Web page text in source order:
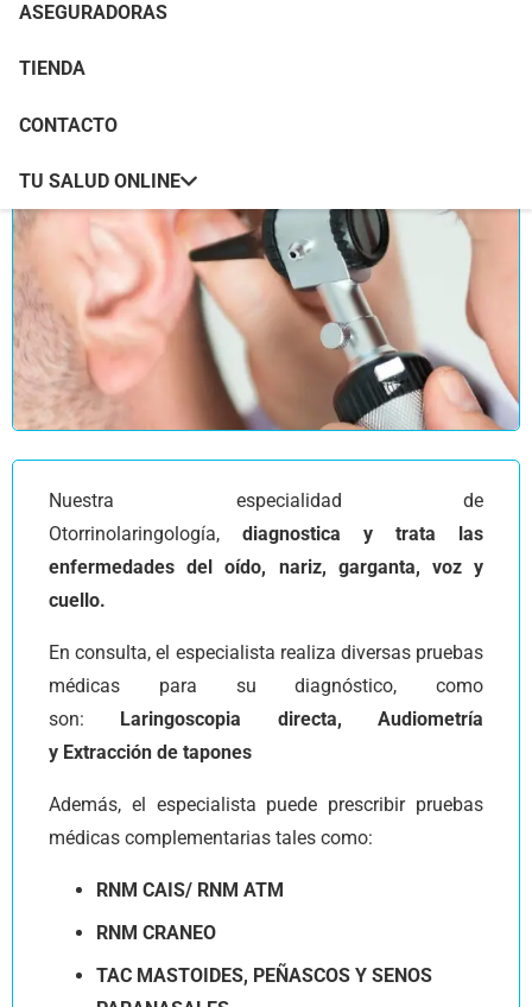
ASEGURADORAS
TIENDA
CONTACTO
TU SALUD ONLINE
Nuestra especialidad de
Otorrinolaringología, diagnostica y trata las
enfermedades del oído, nariz, garganta, voz y
cuello.
En consulta, el especialista realiza diversas pruebas
médicas para su diagnóstico, como
son: Laringoscopia directa,Audiometría
y Extracción de tapones
Además, el especialista puede prescribir pruebas
médicas complementarias tales como:
RNM CAIS/ RNM ATM
RNM CRANEO
TAC MASTOIDES, PEÑASCOS Y SENOS